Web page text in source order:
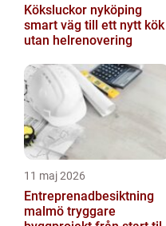
Köksluckor nyköping
smart väg till ett nytt kök
utan helrenovering
11 maj 2026
Entreprenadbesiktning
malmö tryggare